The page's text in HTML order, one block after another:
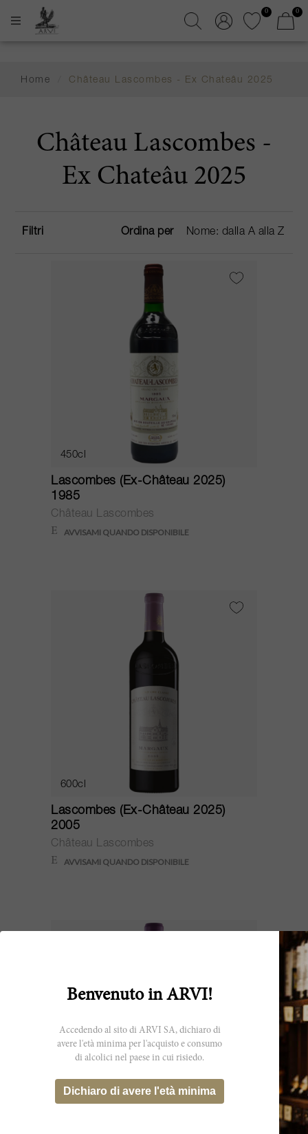
0 0
Home Château Lascombes - Ex Chateâu 2025
Château Lascombes -
Ex Chateâu 2025
Filtri Ordina per
450cl
Lascombes (Ex-Château 2025)
1985
Château Lascombes
600cl
Lascombes (Ex-Château 2025)
2005
Château Lascombes
Benvenuto in ARVI!
Accedendo al sito di ARVI SA, dichiaro di
avere l'età minima per l'acquisto e consumo
di alcolici nel paese in cui risiedo.
Dichiaro di avere l'età minima